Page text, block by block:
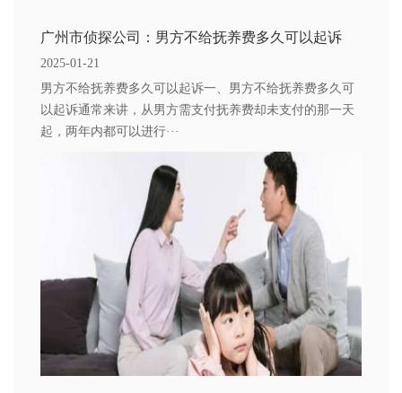
广州市侦探公司：男方不给抚养费多久可以起诉
2025-01-21
男方不给抚养费多久可以起诉一、男方不给抚养费多久可
以起诉通常来讲，从男方需支付抚养费却未支付的那一天
起，两年内都可以进行···